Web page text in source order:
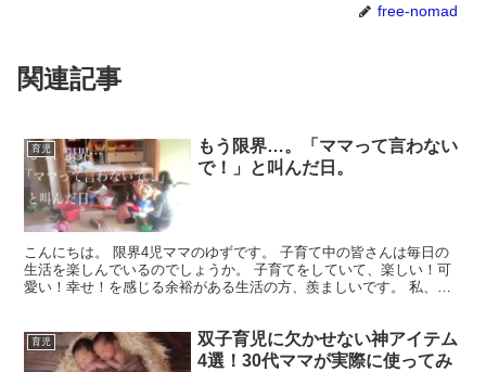
free-nomad
関連記事
育児
もう限界…。「ママって言わない
で！」と叫んだ日。
こんにちは。 限界4児ママのゆずです。 子育て中の皆さんは毎日の
生活を楽しんでいるのでしょうか。 子育てをしていて、楽しい！可
愛い！幸せ！を感じる余裕がある生活の方、羨ましいです。 私、悲
育児
双子育児に欠かせない神アイテム
4選！30代ママが実際に使ってみ